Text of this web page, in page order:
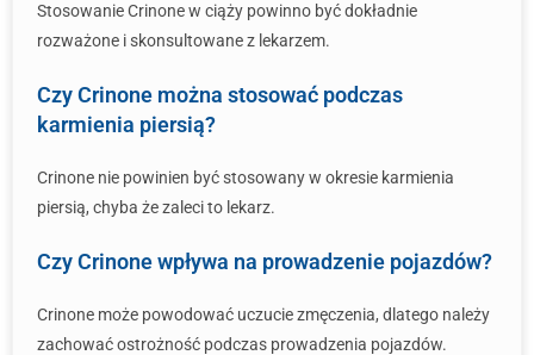
Stosowanie Crinone w ciąży powinno być dokładnie
rozważone i skonsultowane z lekarzem.
Czy Crinone można stosować podczas
karmienia piersią?
Crinone nie powinien być stosowany w okresie karmienia
piersią, chyba że zaleci to lekarz.
Czy Crinone wpływa na prowadzenie pojazdów?
Crinone może powodować uczucie zmęczenia, dlatego należy
zachować ostrożność podczas prowadzenia pojazdów.